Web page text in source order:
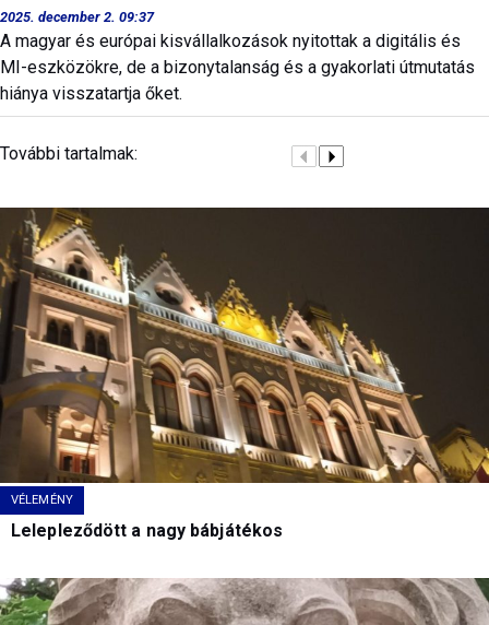
2025. december 2. 09:37
A magyar és európai kisvállalkozások nyitottak a digitális és
MI-eszközökre, de a bizonytalanság és a gyakorlati útmutatás
hiánya visszatartja őket.
További tartalmak:
VÉLEMÉNY
Lelepleződött a nagy bábjátékos